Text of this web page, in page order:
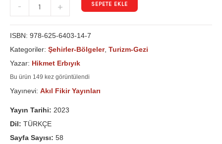
- + SEPETE EKLE
ISBN: 978-625-6403-14-7
Kategoriler: Şehirler-Bölgeler, Turizm-Gezi
Yazar: Hikmet Erbıyık
Bu ürün 149 kez görüntülendi
Yayınevi: Akıl Fikir Yayınları
Yayın Tarihi: 2023
Dil: TÜRKÇE
Sayfa Sayısı: 58